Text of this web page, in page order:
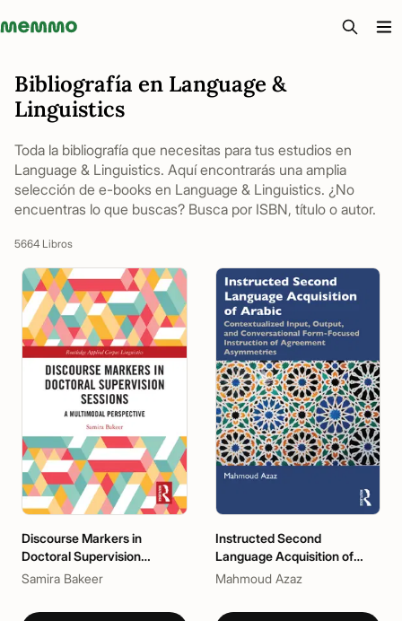
Memmo - AI-verktyg och digital kurslitteratur
Bibliografía en Language &
Linguistics
Toda la bibliografía que necesitas para tus estudios en
Language & Linguistics. Aquí encontrarás una amplia
selección de e-books en Language & Linguistics. ¿No
encuentras lo que buscas? Busca por ISBN, título o autor.
5664 Libros
Discourse Markers in
Doctoral Supervision
Sessions
Samira Bakeer
Instructed Second
Language Acquisition of
Arabic
Mahmoud Azaz